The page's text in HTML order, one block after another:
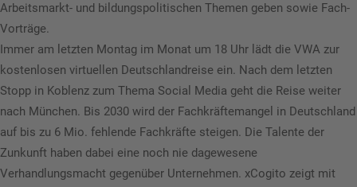
Arbeitsmarkt- und bildungspolitischen Themen geben sowie Fach-
Vorträge.
Immer am letzten Montag im Monat um 18 Uhr lädt die VWA zur
kostenlosen virtuellen Deutschlandreise ein. Nach dem letzten
Stopp in Koblenz zum Thema Social Media geht die Reise weiter
nach München. Bis 2030 wird der Fachkräftemangel in Deutschland
auf bis zu 6 Mio. fehlende Fachkräfte steigen. Die Talente der
Zunkunft haben dabei eine noch nie dagewesene
Verhandlungsmacht gegenüber Unternehmen. xCogito zeigt mit